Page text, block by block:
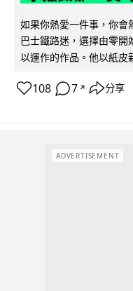
如果你熱愛一件事，你會
巴士鐵路迷，選擇由零
以運作的作品。他以紙皮
108 7 ↗ 分享
ADVERTISEMENT